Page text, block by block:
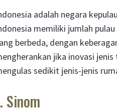
adalah negara
memiliki jumlah
berbeda, dengan
jika inovasi
sedikit jenis-jenis
Sinom